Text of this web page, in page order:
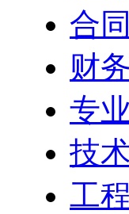
合
财
专
技
工